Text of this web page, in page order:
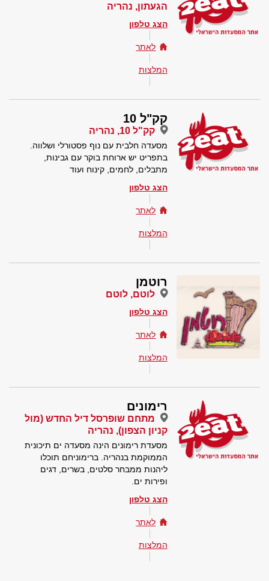
הגעתון, נהריה
הצג טלפון
לאתר
המלצות
קק"ל 10
קק"ל 10, נהריה
מסעדה חלבית עם נוף פסטורלי ושלווה.
בתפריט יש ארוחת בוקר עם גבינות,
מתבלים, לחמים, קינוח ועוד
הצג טלפון
לאתר
המלצות
רוטמן
לוטם, לוטם
הצג טלפון
לאתר
המלצות
רימונים
מתחם שופרסל דיל החדש (מול
קניון הצפון), נהריה
מסעדת רימונים הינה מסעדה ים תיכונית
הממוקמת בנהריה. ברימוניחם תוכלו
ליהנות ממבחר סלטים, בשרים, דגים
ופירות ים.
הצג טלפון
לאתר
המלצות